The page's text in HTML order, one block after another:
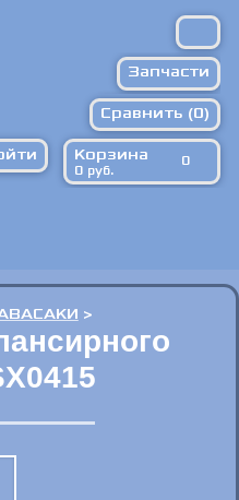
Запчасти
Расходники
Запрос по ВИН
Сравнить (0)
Корзина 0
0 руб.
>